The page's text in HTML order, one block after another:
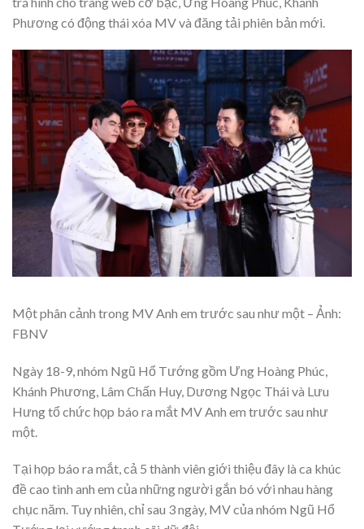
Phương có động thái xóa MV và đăng tải phiên bản mới.
Một phân cảnh trong MV Anh em trước sau như một – Ảnh:
FBNV
Ngày 18-9, nhóm Ngũ Hổ Tướng gồm Ưng Hoàng Phúc,
Khánh Phương, Lâm Chấn Huy, Dương Ngọc Thái và Lưu
Hưng tổ chức họp báo ra mắt MV Anh em trước sau như
một.
Tại họp báo ra mắt, cả 5 thành viên giới thiệu đây là ca khúc
đề cao tình anh em của những người gắn bó với nhau hàng
chục năm. Tuy nhiên, chỉ sau 3 ngày, MV của nhóm Ngũ Hổ